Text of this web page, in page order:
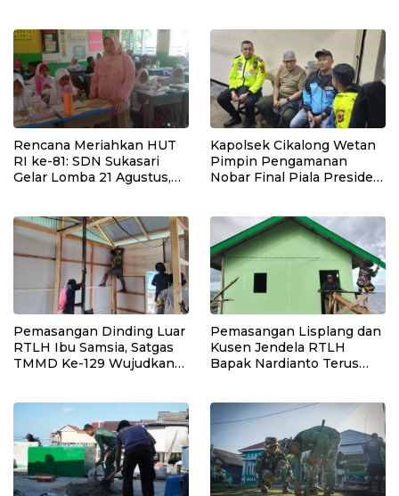
Perkuat Edukasi
Kepedulian Lingkungan
Rencana Meriahkan HUT
RI ke-81: SDN Sukasari
Gelar Lomba 21 Agustus,
Kapolsek Cikalong Wetan
Pimpin Pengamanan
Nobar Final Piala Presiden
Pemasangan Dinding Luar
RTLH Ibu Samsia, Satgas
TMMD Ke-129 Wujudkan
Pemasangan Lisplang dan
Kusen Jendela RTLH
Bapak Nardianto Terus